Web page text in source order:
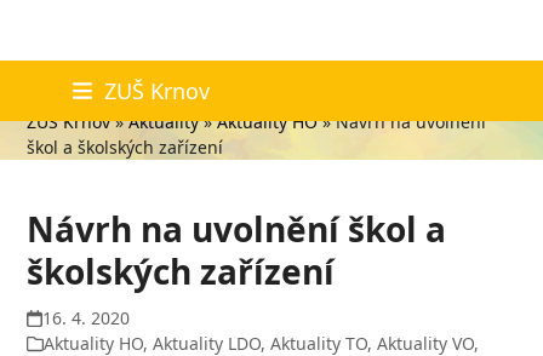
content
ZUŠ Krnov
Aktuality
ZUŠ Krnov»Aktuality»Aktuality HO»Návrh na uvolnění
škol a školských zařízení
Návrh na uvolnění škol a
školských zařízení
16. 4. 2020
Aktuality HO,Aktuality LDO,Aktuality TO,Aktuality VO,